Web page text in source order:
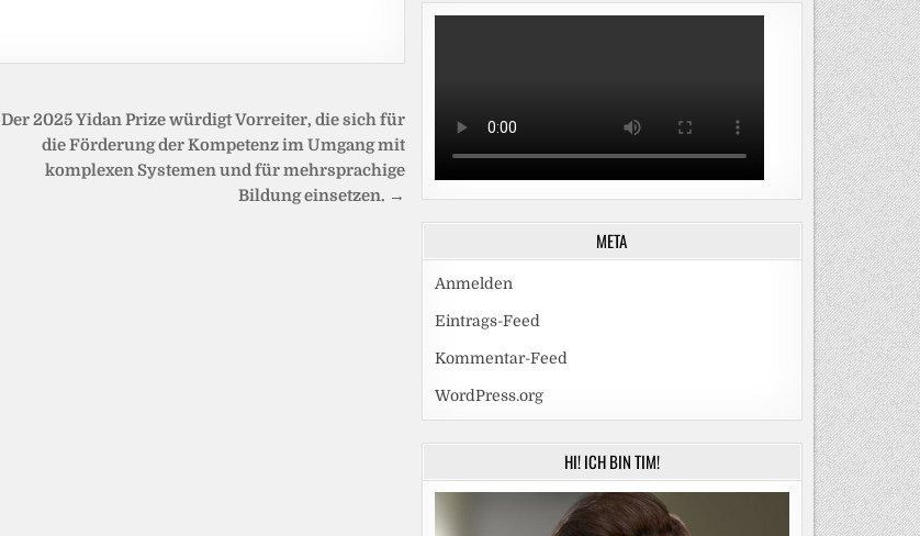
Der 2025 Yidan Prize würdigt Vorreiter, die sich für
die Förderung der Kompetenz im Umgang mit
komplexen Systemen und für mehrsprachige
Bildung einsetzen. →
META
Anmelden
Eintrags-Feed
Kommentar-Feed
WordPress.org
HI! ICH BIN TIM!